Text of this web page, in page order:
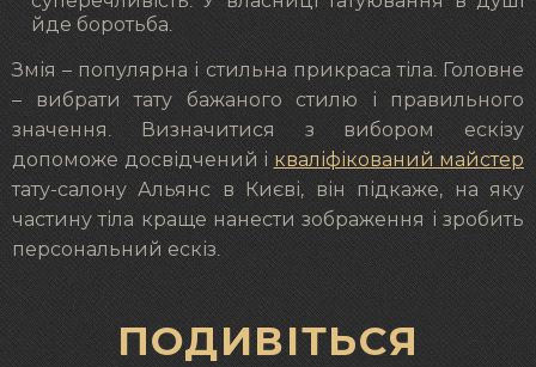
йде боротьба.
Змія – популярна і стильна прикраса тіла. Головне
– вибрати тату бажаного стилю і правильного
значення. Визначитися з вибором ескізу
допоможе досвідчений і кваліфікований майстер
тату-салону Альянс в Києві, він підкаже, на яку
частину тіла краще нанести зображення і зробить
персональний ескіз.
ПОДИВІТЬСЯ